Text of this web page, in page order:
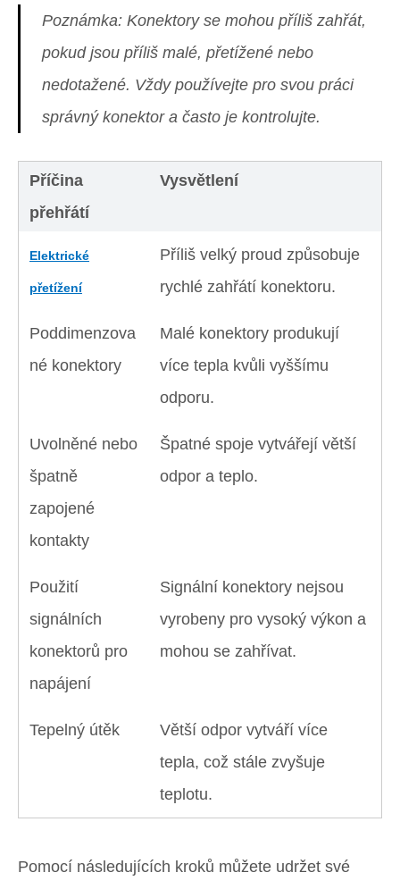
Poznámka: Konektory se mohou příliš zahřát,
pokud jsou příliš malé, přetížené nebo
nedotažené. Vždy používejte pro svou práci
správný konektor a často je kontrolujte.
Příčina
přehřátí
Vysvětlení
Elektrické
přetížení
Příliš velký proud způsobuje
rychlé zahřátí konektoru.
Poddimenzova
né konektory
Malé konektory produkují
více tepla kvůli vyššímu
odporu.
Uvolněné nebo
špatně
zapojené
kontakty
Špatné spoje vytvářejí větší
odpor a teplo.
Použití
signálních
konektorů pro
napájení
Signální konektory nejsou
vyrobeny pro vysoký výkon a
mohou se zahřívat.
Tepelný útěk
Větší odpor vytváří více
tepla, což stále zvyšuje
teplotu.
Pomocí následujících kroků můžete udržet své